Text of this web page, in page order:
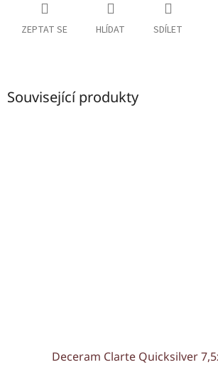
ZEPTAT SE HLÍDAT SDÍLET
Související produkty
Deceram Clarte Quicksilver